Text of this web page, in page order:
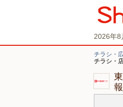
2026年8
チラシ・
チラシ・